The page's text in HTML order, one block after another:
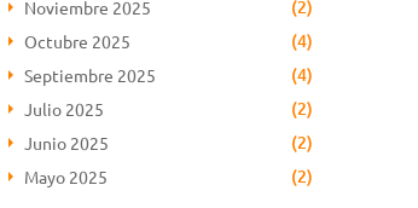
Noviembre 2025 (2)
Octubre 2025 (4)
Septiembre 2025 (4)
Julio 2025 (2)
Junio 2025 (2)
Mayo 2025 (2)